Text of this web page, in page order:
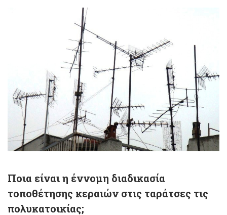
Ποια είναι η έννομη διαδικασία
τοποθέτησης κεραιών στις ταράτσες τις
πολυκατοικίας;